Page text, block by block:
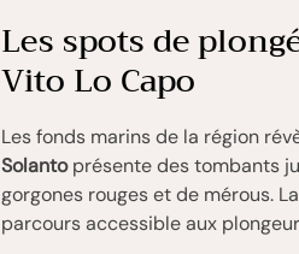
Les spots de
Vito Lo Capo
Les fonds marins de la région
Solantoprésente des tombants
gorgones rouges et de mérous.
parcours accessible aux